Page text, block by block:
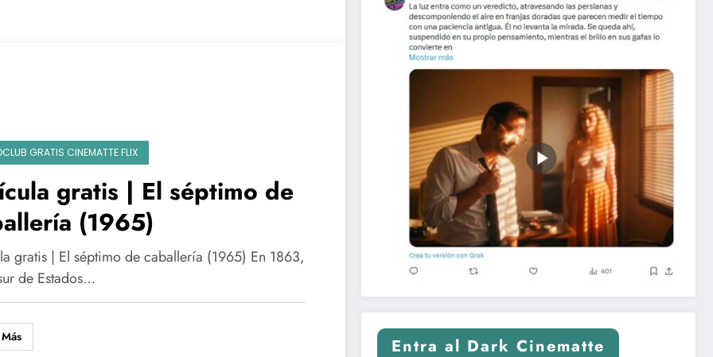
GRATIS CINEMATTE FLIX
gratis | El séptimo de
(1965)
gratis | El séptimo de caballería (1965) En 1863,
de Estados…
Entra al Dark Cinematte